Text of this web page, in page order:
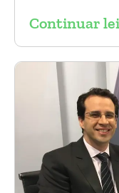
2017).
Sergio Belczak
Continuar